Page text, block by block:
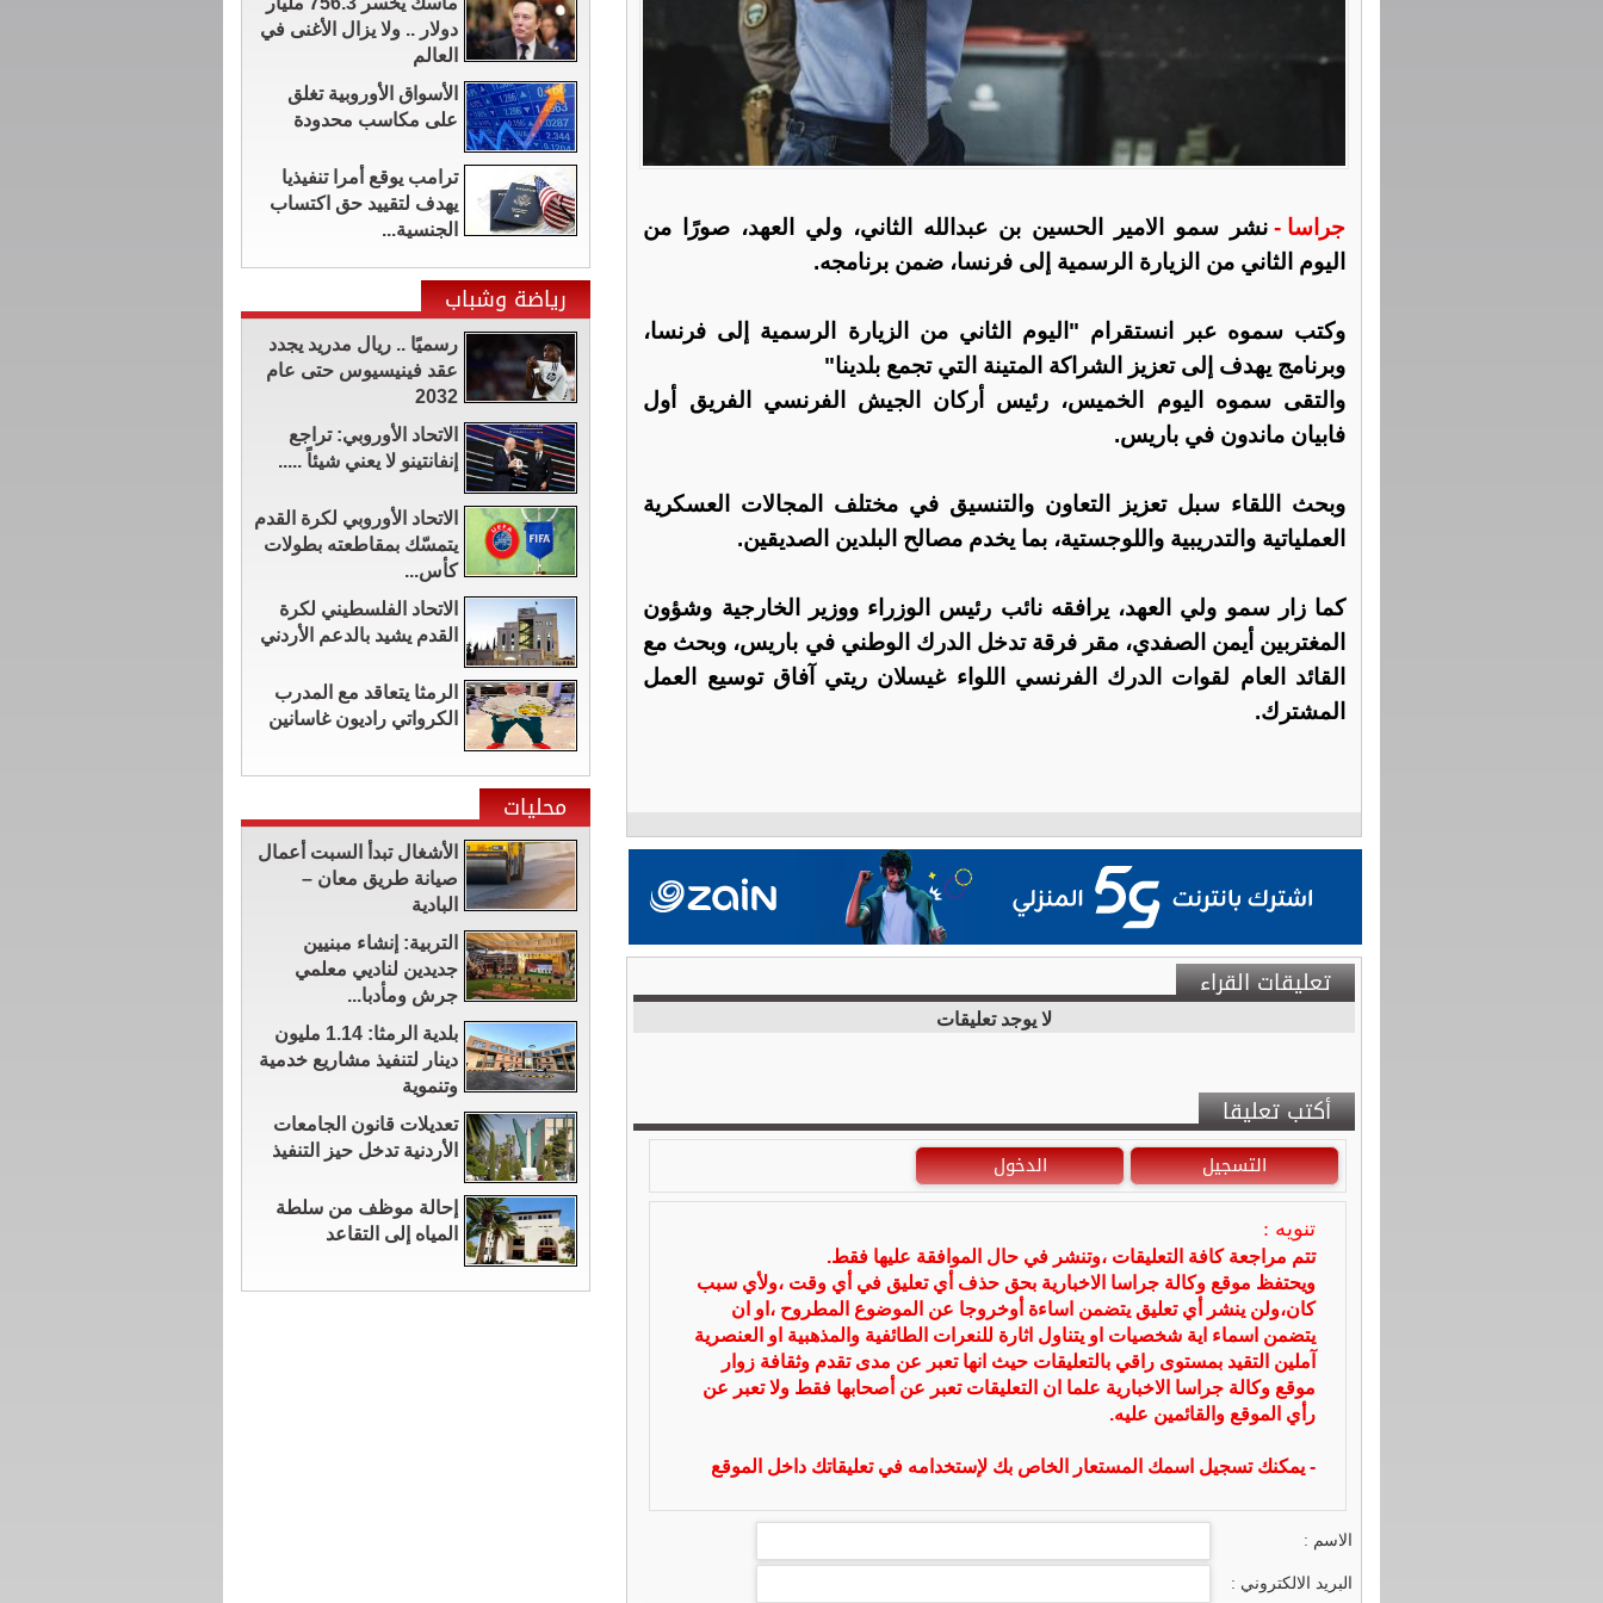
جراسا - نشر سمو الامير الحسين بن عبدالله الثاني، ولي العهد، صورًا من
اليوم الثاني من الزيارة الرسمية إلى فرنسا، ضمن برنامجه.
وكتب سموه عبر انستقرام "اليوم الثاني من الزيارة الرسمية إلى فرنسا،
وبرنامج يهدف إلى تعزيز الشراكة المتينة التي تجمع بلدينا"
والتقى سموه اليوم الخميس، رئيس أركان الجيش الفرنسي الفريق أول
فابيان ماندون في باريس.
وبحث اللقاء سبل تعزيز التعاون والتنسيق في مختلف المجالات العسكرية
العملياتية والتدريبية واللوجستية، بما يخدم مصالح البلدين الصديقين.
كما زار سمو ولي العهد، يرافقه نائب رئيس الوزراء ووزير الخارجية وشؤون
المغتربين أيمن الصفدي، مقر فرقة تدخل الدرك الوطني في باريس، وبحث مع
القائد العام لقوات الدرك الفرنسي اللواء غيسلان ريتي آفاق توسيع العمل
المشترك.
تعليقات القراء
لا يوجد تعليقات
أكتب تعليقا
التسجيل الدخول
تنويه :
تتم مراجعة كافة التعليقات ،وتنشر في حال الموافقة عليها فقط.
ويحتفظ موقع وكالة جراسا الاخبارية بحق حذف أي تعليق في أي وقت ،ولأي سبب
كان،ولن ينشر أي تعليق يتضمن اساءة أوخروجا عن الموضوع المطروح ،او ان
يتضمن اسماء اية شخصيات او يتناول اثارة للنعرات الطائفية والمذهبية او العنصرية
آملين التقيد بمستوى راقي بالتعليقات حيث انها تعبر عن مدى تقدم وثقافة زوار
موقع وكالة جراسا الاخبارية علما ان التعليقات تعبر عن أصحابها فقط ولا تعبر عن
رأي الموقع والقائمين عليه.
- يمكنك تسجيل اسمك المستعار الخاص بك لإستخدامه في تعليقاتك داخل الموقع
الاسم :
البريد الالكتروني :
دولار .. ولا يزال الأغنى في
العالم
الأسواق الأوروبية تغلق
على مكاسب محدودة
ترامب يوقع أمرا تنفيذيا
يهدف لتقييد حق اكتساب
الجنسية...
رياضة وشباب
رسميًا .. ريال مدريد يجدد
عقد فينيسيوس حتى عام
2032
الاتحاد الأوروبي: تراجع
إنفانتينو لا يعني شيئاً .....
الاتحاد الأوروبي لكرة القدم
يتمسّك بمقاطعته بطولات
كأس...
الاتحاد الفلسطيني لكرة
القدم يشيد بالدعم الأردني
الرمثا يتعاقد مع المدرب
الكرواتي راديون غاسانين
محليات
الأشغال تبدأ السبت أعمال
صيانة طريق معان –
البادية
التربية: إنشاء مبنيين
جديدين لناديي معلمي
جرش ومأدبا...
بلدية الرمثا: 1.14 مليون
دينار لتنفيذ مشاريع خدمية
وتنموية
تعديلات قانون الجامعات
الأردنية تدخل حيز التنفيذ
إحالة موظف من سلطة
المياه إلى التقاعد